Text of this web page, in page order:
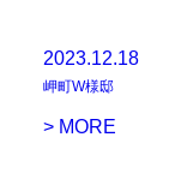
2023.12.18
岬町W様邸
> MORE